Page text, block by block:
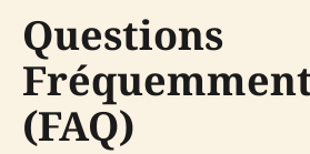
Questions
(FAQ)